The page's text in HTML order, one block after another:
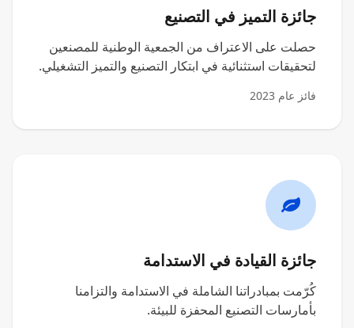
جائزة التميز في التصنيع
حصلت على الاعتراف من الجمعية الوطنية للمصنعين
لتحقيقات استثنائية في ابتكار التصنيع والتميز التشغيلي.
فائز عام 2023
جائزة القيادة في الاستدامة
كُرّمت بمبادراتنا الشاملة في الاستدامة والتزامنا
بأمارسات التصنيع المحفزة للبيئة.